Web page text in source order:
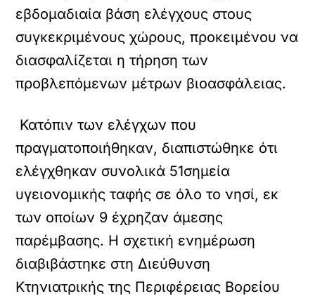
εβδομαδιαία βάση ελέγχους στους
συγκεκριμένους χώρους, προκειμένου να
διασφαλίζεται η τήρηση των
προβλεπόμενων μέτρων βιοασφάλειας.
Κατόπιν των ελέγχων που
πραγματοποιήθηκαν, διαπιστώθηκε ότι
ελέγχθηκαν συνολικά 51σημεία
υγειονομικής ταφής σε όλο το νησί, εκ
των οποίων 9 έχρηζαν άμεσης
παρέμβασης. Η σχετική ενημέρωση
διαβιβάστηκε στη Διεύθυνση
Κτηνιατρικής της Περιφέρειας Βορείου